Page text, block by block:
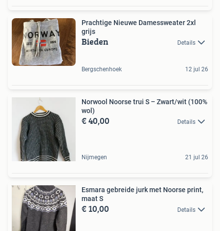
Prachtige Nieuwe Damessweater 2xl
grijs
Bieden Details
Bergschenhoek 12 jul 26
Norwool Noorse trui S – Zwart/wit (100%
wol)
€ 40,00 Details
Nijmegen 21 jul 26
Esmara gebreide jurk met Noorse print,
maat S
€ 10,00 Details